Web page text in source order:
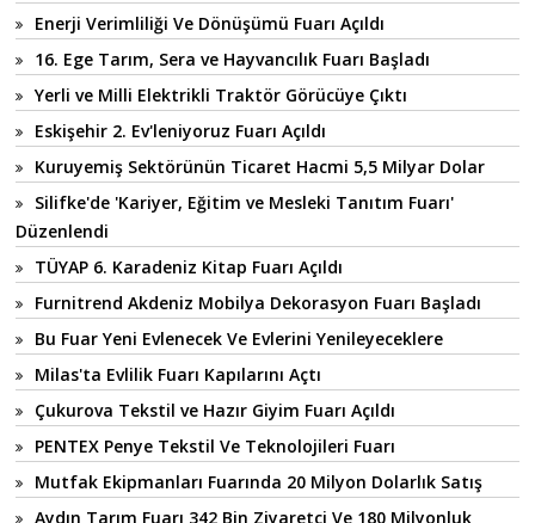
Enerji Verimliliği Ve Dönüşümü Fuarı Açıldı
16. Ege Tarım, Sera ve Hayvancılık Fuarı Başladı
Yerli ve Milli Elektrikli Traktör Görücüye Çıktı
Eskişehir 2. Ev'leniyoruz Fuarı Açıldı
Kuruyemiş Sektörünün Ticaret Hacmi 5,5 Milyar Dolar
Silifke'de 'Kariyer, Eğitim ve Mesleki Tanıtım Fuarı'
Düzenlendi
TÜYAP 6. Karadeniz Kitap Fuarı Açıldı
Furnitrend Akdeniz Mobilya Dekorasyon Fuarı Başladı
Bu Fuar Yeni Evlenecek Ve Evlerini Yenileyeceklere
Milas'ta Evlilik Fuarı Kapılarını Açtı
Çukurova Tekstil ve Hazır Giyim Fuarı Açıldı
PENTEX Penye Tekstil Ve Teknolojileri Fuarı
Mutfak Ekipmanları Fuarında 20 Milyon Dolarlık Satış
Aydın Tarım Fuarı 342 Bin Ziyaretçi Ve 180 Milyonluk